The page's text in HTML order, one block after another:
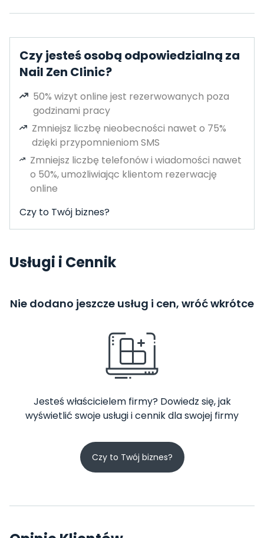
Czy jesteś osobą odpowiedzialną za
Nail Zen Clinic?
50% wizyt online jest rezerwowanych poza
godzinami pracy
Zmniejsz liczbę nieobecności nawet o 75%
dzięki przypomnieniom SMS
Zmniejsz liczbę telefonów i wiadomości nawet
o 50%, umożliwiając klientom rezerwację
online
Czy to Twój biznes?
Usługi i Cennik
Nie dodano jeszcze usług i cen, wróć wkrótce
Jesteś właścicielem firmy? Dowiedz się, jak
wyświetlić swoje usługi i cennik dla swojej firmy
Czy to Twój biznes?